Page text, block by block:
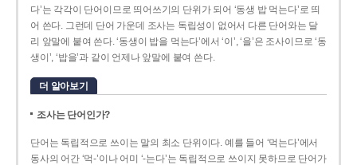
다’는 각각이 단어이므로 띄어쓰기의 단위가 되어 ‘동생 밥 먹는다’로 띄
어 쓴다. 그런데 단어 가운데 조사는 독립성이 없어서 다른 단어와는 달
리 앞말에 붙여 쓴다. ‘동생이 밥을 먹는다’에서 ‘이’, ‘을’은 조사이므로 ‘동
생이’, ‘밥을’과 같이 언제나 앞말에 붙여 쓴다.
더 알아보기
조사는 단어인가?
단어는 독립적으로 쓰이는 말의 최소 단위이다. 예를 들어 ‘먹는다’에서
동사의 어간 ‘먹-­’이나 어미 ‘­-는다’는 독립적으로 쓰이지 못하므로 단어가